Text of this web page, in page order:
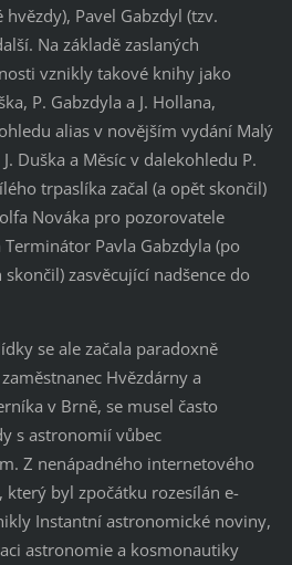
Pavel Gabzdyl (tzv.
Na základě zaslaných
vznikly takové knihy jako
P. Gabzdyla a J. Hollana,
alias v novějším vydání Malý
Duška a Měsíc v dalekohledu P.
trpaslíka začal (a opět skončil)
Nováka pro pozorovatele
Pavla Gabzdyla (po
zasvěcující nadšence do
se ale začala paradoxně
Hvězdárny a
v Brně, se musel často
s astronomií vůbec
Z nenápadného internetového
byl zpočátku rozesílán e-
Instantní astronomické noviny,
astronomie a kosmonautiky